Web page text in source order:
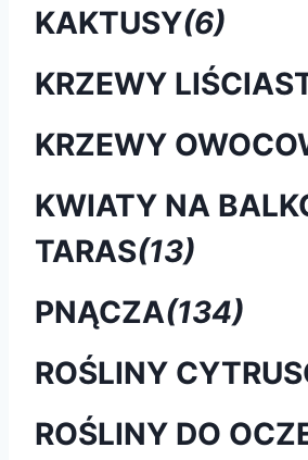
KAKTUSY(6)
KRZEWY
KRZEWY
KWIATY NA
TARAS(13)
PNĄCZA(134)
ROŚLINY
ROŚLINY DO